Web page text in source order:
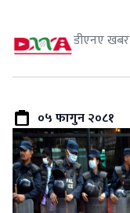
डीएनए खबर
०५ फागुन २०८१